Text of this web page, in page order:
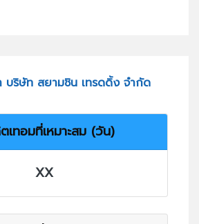
บริษัท สยามชิน เทรดดิ้ง จำกัด
เทอมที่เหมาะสม (วัน)
XX